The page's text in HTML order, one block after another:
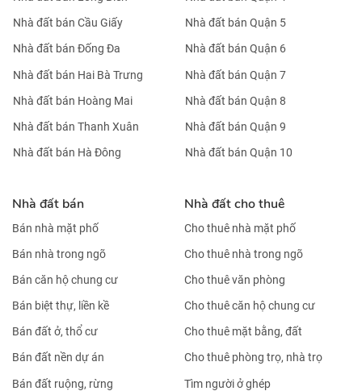
Nhà đất bán Cầu Giấy
Nhà đất bán Đống Đa
Nhà đất bán Hai Bà Trưng
Nhà đất bán Hoàng Mai
Nhà đất bán Thanh Xuân
Nhà đất bán Hà Đông
Nhà đất bán Quận 5
Nhà đất bán Quận 6
Nhà đất bán Quận 7
Nhà đất bán Quận 8
Nhà đất bán Quận 9
Nhà đất bán Quận 10
Nhà đất bán
Bán nhà mặt phố
Bán nhà trong ngõ
Bán căn hộ chung cư
Bán biệt thự, liền kề
Bán đất ở, thổ cư
Bán đất nền dự án
Bán đất ruộng, rừng
Nhà đất cho thuê
Cho thuê nhà mặt phố
Cho thuê nhà trong ngõ
Cho thuê văn phòng
Cho thuê căn hộ chung cư
Cho thuê mặt bằng, đất
Cho thuê phòng trọ, nhà trọ
Tìm người ở ghép